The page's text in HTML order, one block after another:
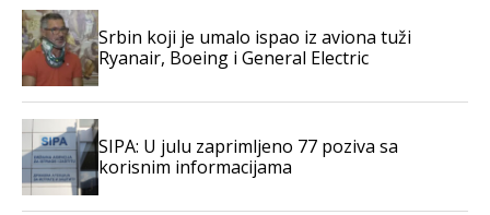
Srbin koji je umalo ispao iz aviona tuži
Ryanair, Boeing i General Electric
SIPA: U julu zaprimljeno 77 poziva sa
korisnim informacijama